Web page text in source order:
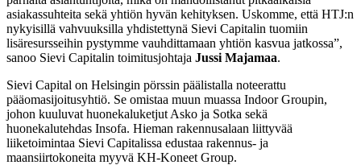
asiakassuhteita sekä yhtiön hyvän kehityksen. Uskomme, että HTJ:n
nykyisillä vahvuuksilla yhdistettynä Sievi Capitalin tuomiin
lisäresursseihin pystymme vauhdittamaan yhtiön kasvua jatkossa”,
sanoo Sievi Capitalin toimitusjohtaja Jussi Majamaa.
Sievi Capital on Helsingin pörssin päälistalla noteerattu
pääomasijoitusyhtiö. Se omistaa muun muassa Indoor Groupin,
johon kuuluvat huonekaluketjut Asko ja Sotka sekä
huonekalutehdas Insofa. Hieman rakennusalaan liittyvää
liiketoimintaa Sievi Capitalissa edustaa rakennus- ja
maansiirtokoneita myyvä KH-Koneet Group.